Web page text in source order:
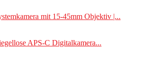
mit 15-45mm Objektiv |...
APS-C Digitalkamera...